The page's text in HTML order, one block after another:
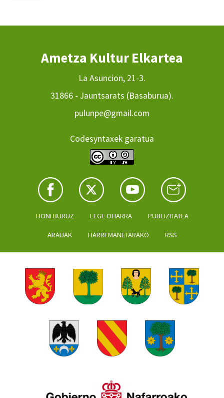
Ametza Kultur Elkartea
La Asuncion, 21-3.
31866 - Jauntsarats (Basaburua).
pulunpe@gmail.com
Codesyntaxek garatua
HONI BURUZ LEGE OHARRA PUBLIZITATEA
ARAUAK HARREMANETARAKO RSS